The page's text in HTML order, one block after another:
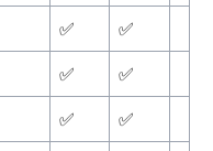
✅ ✅
✅ ✅
✅ ✅